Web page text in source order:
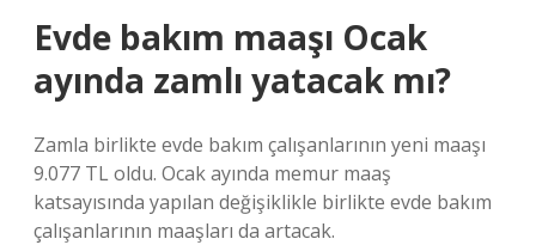
Evde bakım maaşı Ocak
ayında zamlı yatacak mı?
Zamla birlikte evde bakım çalışanlarının yeni maaşı
9.077 TL oldu. Ocak ayında memur maaş
katsayısında yapılan değişiklikle birlikte evde bakım
çalışanlarının maaşları da artacak.